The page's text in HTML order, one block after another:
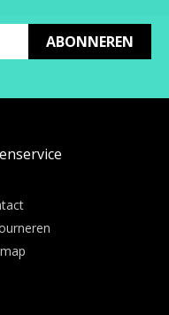
ABONNEREN